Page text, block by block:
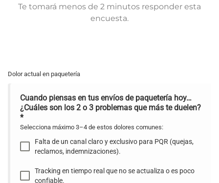
Te tomará menos de 2 minutos responder esta
encuesta.
Dolor actual en paquetería
Cuando piensas en tus envíos de paquetería hoy…
¿Cuáles son los 2 o 3 problemas que más te duelen?
*
Selecciona máximo 3–4 de estos dolores comunes:
Falta de un canal claro y exclusivo para PQR (quejas,
reclamos, indemnizaciones).
Tracking en tiempo real que no se actualiza o es poco
confiable.